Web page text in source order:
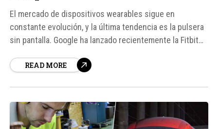
El mercado de dispositivos wearables sigue en
constante evolución, y la última tendencia es la pulsera
sin pantalla. Google ha lanzado recientemente la Fitbit
nuestra salud de manera minimalista. Sin embargo, no
READ MORE